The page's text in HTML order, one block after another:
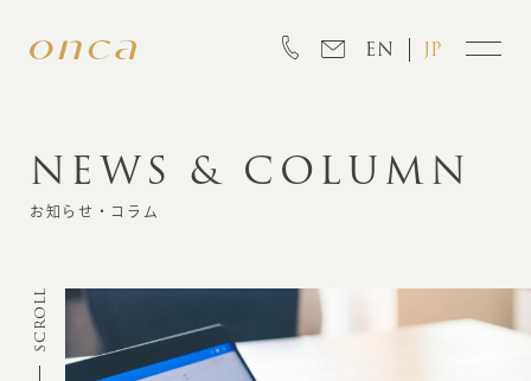
EN JP
INFORMATION
CREATION
NEWS & COLUMN
お知らせ・コラム
SCROLL